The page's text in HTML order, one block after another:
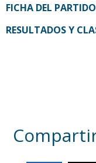
FICHA DEL PARTIDO
RESULTADOS Y